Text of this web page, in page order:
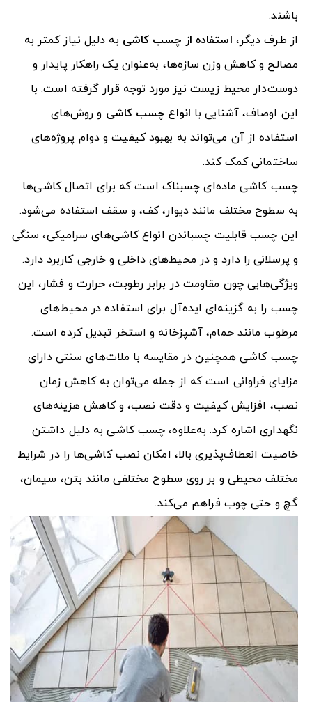
باشند.
از طرف دیگر، استفاده از چسب کاشی به دلیل نیاز کمتر به
مصالح و کاهش وزن سازه‌ها، به‌عنوان یک راهکار پایدار و
دوست‌دار محیط زیست نیز مورد توجه قرار گرفته است. با
این اوصاف، آشنایی با انواع چسب کاشی و روش‌های
استفاده از آن می‌تواند به بهبود کیفیت و دوام پروژه‌های
ساختمانی کمک کند.
چسب کاشی ماده‌ای چسبناک است که برای اتصال کاشی‌ها
به سطوح مختلف مانند دیوار، کف، و سقف استفاده می‌شود.
این چسب قابلیت چسباندن انواع کاشی‌های سرامیکی، سنگی
و پرسلانی را دارد و در محیط‌های داخلی و خارجی کاربرد دارد.
ویژگی‌هایی چون مقاومت در برابر رطوبت، حرارت و فشار، این
چسب را به گزینه‌ای ایده‌آل برای استفاده در محیط‌های
مرطوب مانند حمام، آشپزخانه و استخر تبدیل کرده است.
چسب کاشی همچنین در مقایسه با ملات‌های سنتی دارای
مزایای فراوانی است که از جمله می‌توان به کاهش زمان
نصب، افزایش کیفیت و دقت نصب، و کاهش هزینه‌های
نگهداری اشاره کرد. به‌علاوه، چسب کاشی به دلیل داشتن
خاصیت انعطاف‌پذیری بالا، امکان نصب کاشی‌ها را در شرایط
مختلف محیطی و بر روی سطوح مختلفی مانند بتن، سیمان،
گچ و حتی چوب فراهم می‌کند.